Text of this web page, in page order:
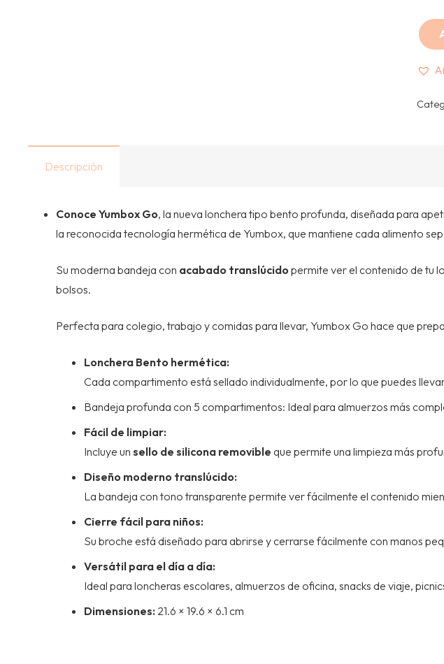
BLUE
Descripción
Conoce Yumbox Go, la nueva lonchera tipo bento profunda, diseñada para
la reconocida tecnología hermética de Yumbox, que mantiene cada alimento
Su moderna bandeja con acabado translúcido permite ver el contenido de tu
bolsos.
Perfecta para colegio, trabajo y comidas para llevar, Yumbox Go hace que
Lonchera Bento hermética:
Cada compartimento está sellado individualmente, por lo que puedes
Bandeja profunda con 5 compartimentos: Ideal para almuerzos más
Fácil de limpiar:
Incluye un sello de silicona removible que permite una limpieza más
Diseño moderno translúcido:
La bandeja con tono transparente permite ver fácilmente el contenido
Cierre fácil para niños:
Su broche está diseñado para abrirse y cerrarse fácilmente con manos
Versátil para el día a día:
Ideal para loncheras escolares, almuerzos de oficina, snacks de viaje,
Dimensiones: 21.6 × 19.6 × 6.1 cm